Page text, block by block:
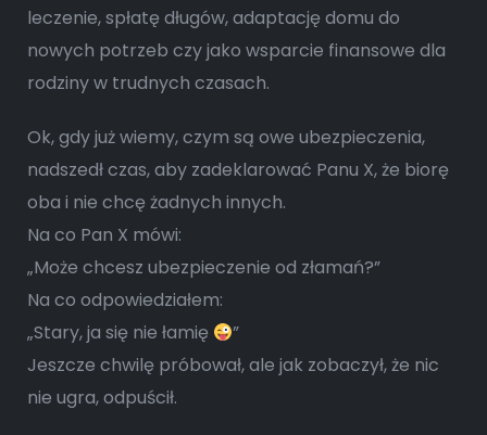
leczenie, spłatę długów, adaptację domu do
nowych potrzeb czy jako wsparcie finansowe dla
rodziny w trudnych czasach.
Ok, gdy już wiemy, czym są owe ubezpieczenia,
nadszedł czas, aby zadeklarować Panu X, że biorę
oba i nie chcę żadnych innych.
Na co Pan X mówi:
„Może chcesz ubezpieczenie od złamań?”
Na co odpowiedziałem:
„Stary, ja się nie łamię
”
Jeszcze chwilę próbował, ale jak zobaczył, że nic
nie ugra, odpuścił.